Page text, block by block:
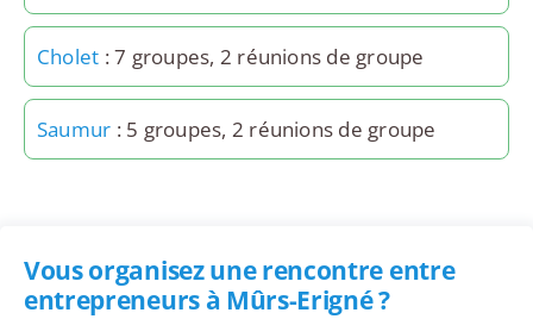
Cholet : 7 groupes, 2 réunions de groupe
Saumur : 5 groupes, 2 réunions de groupe
Vous organisez une rencontre entre
entrepreneurs à Mûrs-Erigné ?